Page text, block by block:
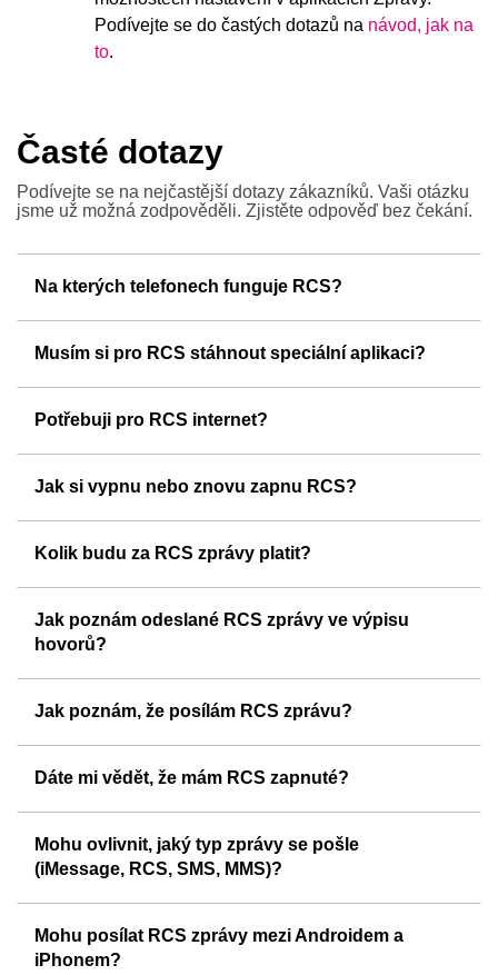
Podívejte se do častých dotazů na návod, jak na
to.
Časté dotazy
Podívejte se na nejčastější dotazy zákazníků. Vaši otázku
jsme už možná zodpověděli. Zjistěte odpověď bez čekání.
Na kterých telefonech funguje RCS?
Musím si pro RCS stáhnout speciální aplikaci?
Potřebuji pro RCS internet?
Jak si vypnu nebo znovu zapnu RCS?
Kolik budu za RCS zprávy platit?
Jak poznám odeslané RCS zprávy ve výpisu
hovorů?
Jak poznám, že posílám RCS zprávu?
Dáte mi vědět, že mám RCS zapnuté?
Mohu ovlivnit, jaký typ zprávy se pošle
(iMessage, RCS, SMS, MMS)?
Mohu posílat RCS zprávy mezi Androidem a
iPhonem?